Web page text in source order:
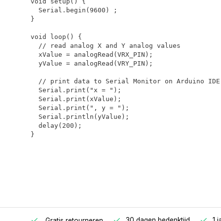
  Serial.begin(9600) ;
}
void loop() {
  // read analog X and Y analog values
  xValue = analogRead(VRX_PIN);
  yValue = analogRead(VRY_PIN);
  // print data to Serial Monitor on Arduino IDE
  Serial.print("x = ");
  Serial.print(xValue);
  Serial.print(", y = ");
  Serial.println(yValue);
  delay(200);
}